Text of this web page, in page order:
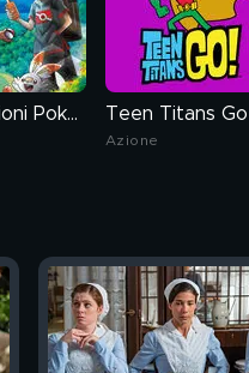
Esplorazioni Pokémon Teen Titans
Azione